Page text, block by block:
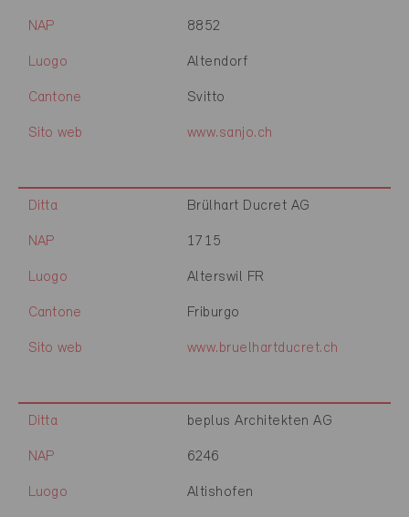
NAP 8852
Luogo Altendorf
Cantone Svitto
Sito web www.sanjo.ch
Ditta Brülhart Ducret AG
NAP 1715
Luogo Alterswil FR
Cantone Friburgo
Sito web www.bruelhartducret.ch
Ditta beplus Architekten AG
NAP 6246
Luogo Altishofen